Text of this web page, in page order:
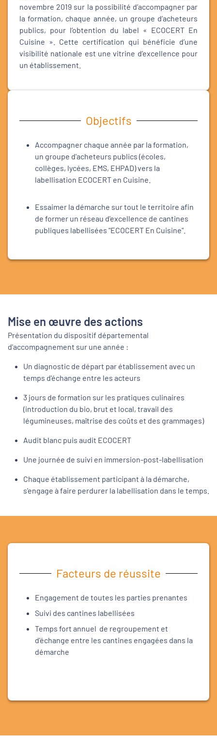
novembre 2019 sur la possibilité d’accompagner par
la formation, chaque année, un groupe d’acheteurs
publics, pour l’obtention du label « ECOCERT En
Cuisine ». Cette certification qui bénéficie d’une
visibilité nationale est une vitrine d’excellence pour
un établissement.
Objectifs
Accompagner chaque année par la formation,
un groupe d'acheteurs publics (écoles,
collèges, lycées, EMS, EHPAD) vers la
labellisation ECOCERT en Cuisine.
Essaimer la démarche sur tout le territoire afin
de former un réseau d'excellence de cantines
publiques labellisées "ECOCERT En Cuisine".
Mise en œuvre des actions
Présentation du dispositif départemental
d'accompagnement sur une année :
Un diagnostic de départ par établissement avec un
temps d'échange entre les acteurs
3 jours de formation sur les pratiques culinaires
(introduction du bio, brut et local, travail des
légumineuses, maîtrise des coûts et des grammages)
Audit blanc puis audit ECOCERT
Une journée de suivi en immersion-post-labellisation
Chaque établissement participant à la démarche,
s'engage à faire perdurer la labellisation dans le temps.
Facteurs de réussite
Engagement de toutes les parties prenantes
Suivi des cantines labellisées
Temps fort annuel de regroupement et
d'échange entre les cantines engagées dans la
démarche